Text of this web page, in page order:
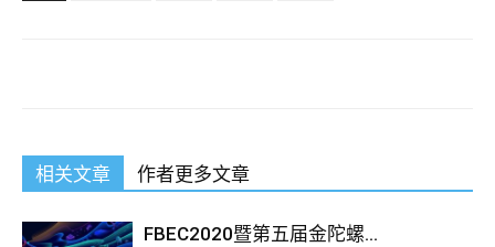
相关文章 作者更多文章
FBEC2020暨第五届金陀螺...